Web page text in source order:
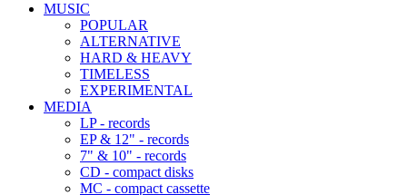
MUSIC
POPULAR
ALTERNATIVE
HARD & HEAVY
TIMELESS
EXPERIMENTAL
MEDIA
LP - records
EP & 12" - records
7" & 10" - records
CD - compact disks
MC - compact cassette